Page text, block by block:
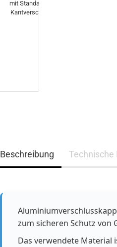
Beschreibung Technische
zum sicheren Schutz von
Das verwendete Material